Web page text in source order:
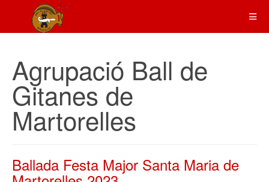
Agrupació Ball de
Gitanes de
Martorelles
Ballada Festa Major Santa Maria de